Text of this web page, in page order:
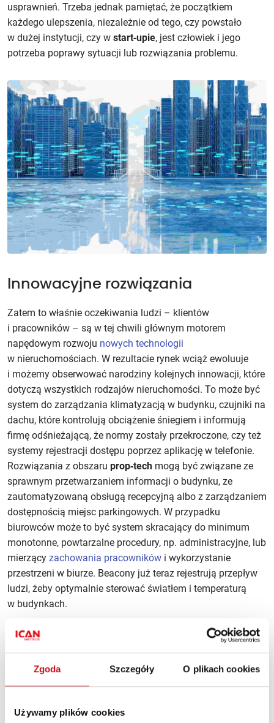
Zgoda Szczegóły O plikach cookies
Używamy plików cookies
usprawnień. Trzeba jednak pamiętać, że początkiem
każdego ulepszenia, niezależnie od tego, czy powstało
w dużej instytucji, czy w start‑upie, jest człowiek i jego
potrzeba poprawy sytuacji lub rozwiązania problemu.
Innowacyjne rozwiązania
Zatem to właśnie oczekiwania ludzi – klientów
i pracowników – są w tej chwili głównym motorem
napędowym rozwoju nowych technologii
w nieruchomościach. W rezultacie rynek wciąż ewoluuje
i możemy obserwować narodziny kolejnych innowacji, które
dotyczą wszystkich rodzajów nieruchomości. To może być
system do zarządzania klimatyzacją w budynku, czujniki na
dachu, które kontrolują obciążenie śniegiem i informują
firmę odśnieżającą, że normy zostały przekroczone, czy też
systemy rejestracji dostępu poprzez aplikację w telefonie.
Rozwiązania z obszaru prop‑tech mogą być związane ze
sprawnym przetwarzaniem informacji o budynku, ze
zautomatyzowaną obsługą recepcyjną albo z zarządzaniem
dostępnością miejsc parkingowych. W przypadku
biurowców może to być system skracający do minimum
monotonne, powtarzalne procedury, np. administracyjne, lub
mierzący zachowania pracowników i wykorzystanie
przestrzeni w biurze. Beacony już teraz rejestrują przepływ
ludzi, żeby optymalnie sterować światłem i temperaturą
w budynkach.